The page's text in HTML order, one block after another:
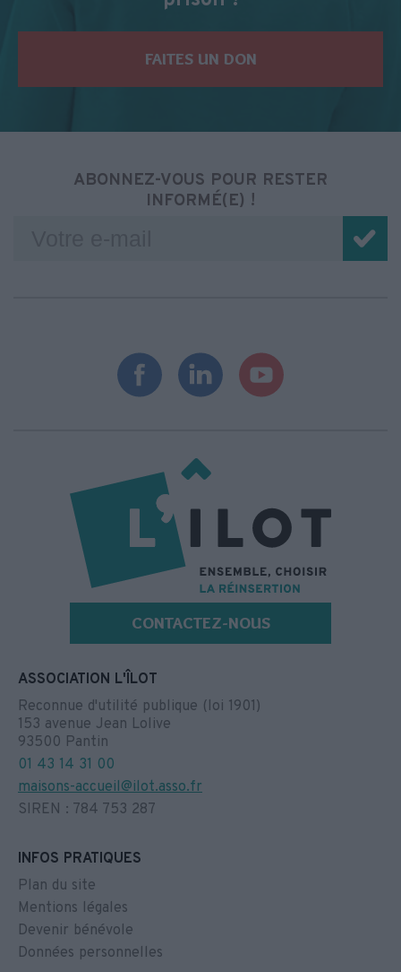
FAITES UN DON
ABONNEZ-VOUS POUR RESTER
INFORMÉ(E) !
CONTACTEZ-NOUS
ASSOCIATION L'ÎLOT
Reconnue d'utilité publique (loi 1901)
153 avenue Jean Lolive
93500 Pantin
01 43 14 31 00
maisons-accueil@ilot.asso.fr
SIREN : 784 753 287
INFOS PRATIQUES
Plan du site
Mentions légales
Devenir bénévole
Données personnelles